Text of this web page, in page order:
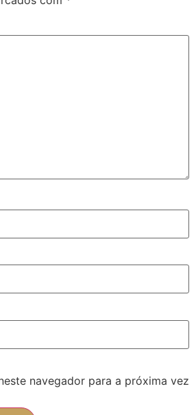
navegador para a próxima vez